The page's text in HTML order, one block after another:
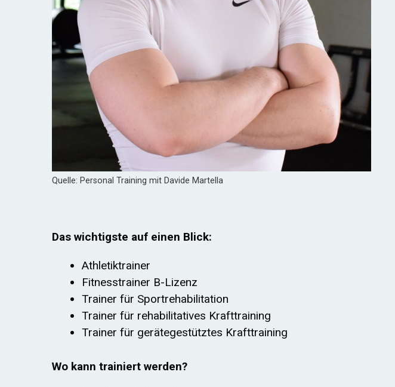
Quelle: Personal Training mit Davide Martella
Das wichtigste auf einen Blick:
Athletiktrainer
Fitnesstrainer B-Lizenz
Trainer für Sportrehabilitation
Trainer für rehabilitatives Krafttraining
Trainer für gerätegestütztes Krafttraining
Wo kann trainiert werden?